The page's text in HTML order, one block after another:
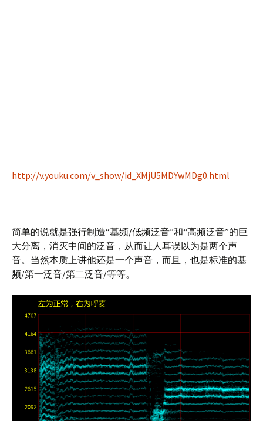
http://v.youku.com/v_show/id_XMjU5MDYwMDg0.html
简单的说就是强行制造“基频/低频泛音”和“高频泛音”的巨
大分离，消灭中间的泛音，从而让人耳误以为是两个声
音。当然本质上讲他还是一个声音，而且，也是标准的基
频/第一泛音/第二泛音/等等。